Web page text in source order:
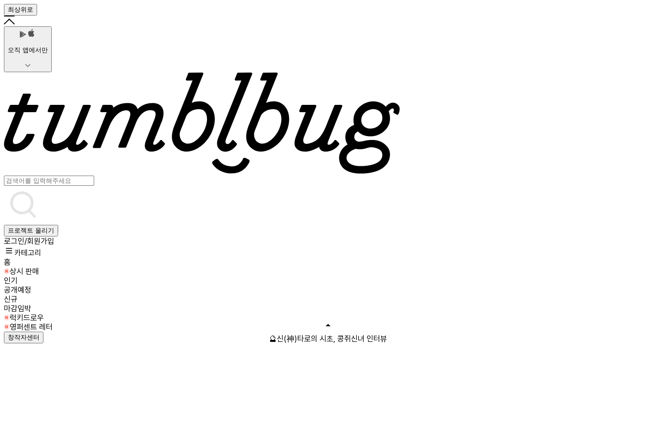
최상위로
오직 앱에서만
프로젝트 올리기
로그인/회원가입
카테고리
홈
상시 판매
인기
공개예정
신규
마감임박
럭키드로우
영퍼센트 레터
창작자센터 🔮신(神)타로의 시초, 콩쥐신녀 인터뷰